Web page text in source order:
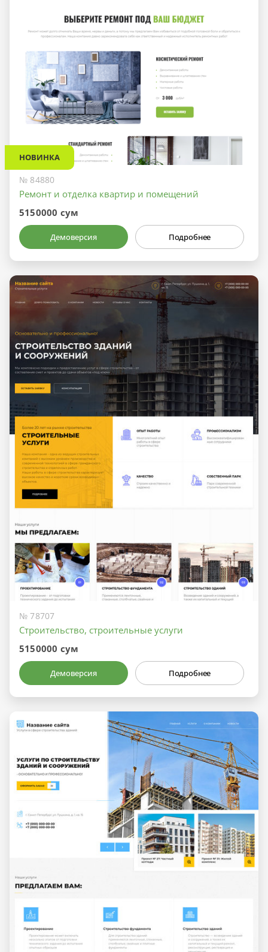
НОВИНКА
№ 84880
Ремонт и отделка квартир и помещений
5150000 сум
Демоверсия Подробнее
№ 78707
Строительство, строительные услуги
5150000 сум
Демоверсия Подробнее